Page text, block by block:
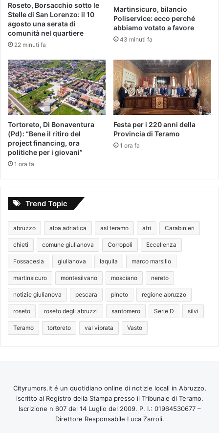
Roseto, Borsacchio sotto le
Stelle di San Lorenzo: il 10
agosto una serata di
comunità nel quartiere
22 minuti fa
Martinsicuro, bilancio
Poliservice: ecco perché
abbiamo votato a favore
43 minuti fa
Tortoreto, Di Bonaventura
(Pd): “Bene il ritiro del
project financing, ora
politiche per i giovani”
1 ora fa
Festa per i 220 anni della
Provincia di Teramo
1 ora fa
Trend Topic
abruzzo alba adriatica asl teramo atri Carabinieri
chieti comune giulianova Corropoli Eccellenza
Fossacesia giulianova laquila marco marsilio
martinsicuro montesilvano mosciano nereto
notizie giulianova pescara pineto regione abruzzo
roseto roseto degli abruzzi santomero Serie D silvi
Teramo tortoreto val vibrata Vasto
Cityrumors.it é un quotidiano online di notizie locali in Abruzzo,
iscritto al Registro della Stampa presso il Tribunale di Teramo.
Iscrizione n 607 del 14 Luglio del 2009. P. I.: 01964530677 –
Direttore Responsabile Luca Zarroli.